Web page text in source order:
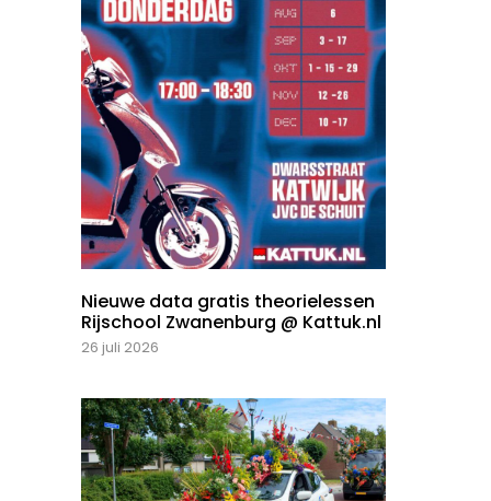
Nieuwe data gratis theorielessen
Rijschool Zwanenburg @ Kattuk.nl
26 juli 2026